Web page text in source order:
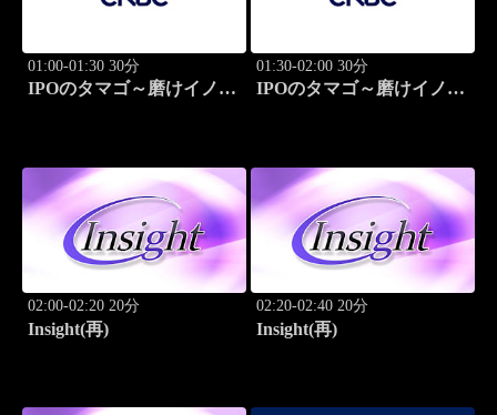
01:00-01:30 30分
IPOのタマゴ～磨けイノベ
01:30-02:00 30分
IPOのタマゴ～磨けイノベ
02:00-02:20 20分
Insight(再)
02:20-02:40 20分
Insight(再)